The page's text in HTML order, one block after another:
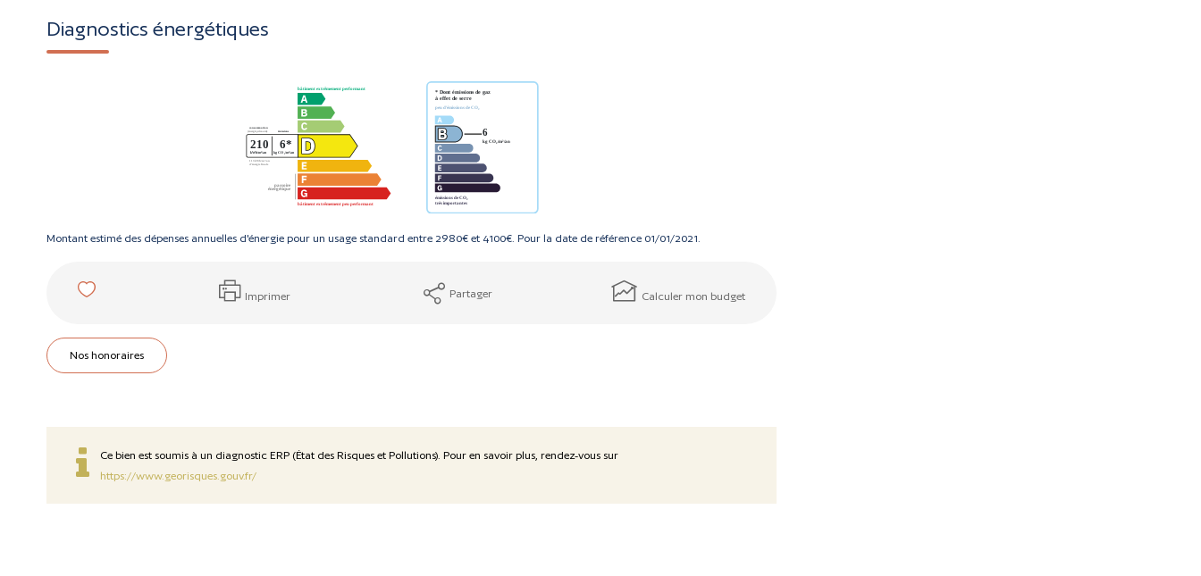
Diagnostics énergétiques
Montant estimé des dépenses annuelles d'énergie pour un usage standard entre 2980€ et 4100€. Pour la date de référence 01/01/2021.
Imprimer Partager Calculer mon budget
Nos honoraires
Ce bien est soumis à un diagnostic ERP (État des Risques et Pollutions). Pour en savoir plus, rendez-vous sur
https://www.georisques.gouv.fr/